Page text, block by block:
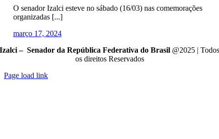
O senador Izalci esteve no sábado (16/03) nas comemorações
organizadas [...]
março 17, 2024
Izalci – Senador da República Federativa do Brasil @2025 | Todos
os direitos Reservados
Page load link